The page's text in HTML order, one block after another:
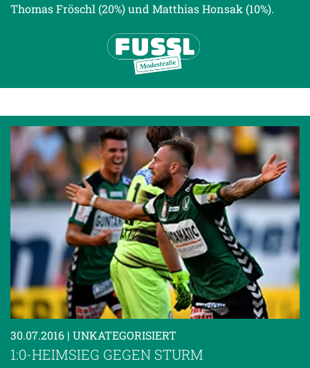
Thomas Fröschl (20%) und Matthias Honsak (10%).
30.07.2016 | UNKATEGORISIERT
1:0-HEIMSIEG GEGEN STURM